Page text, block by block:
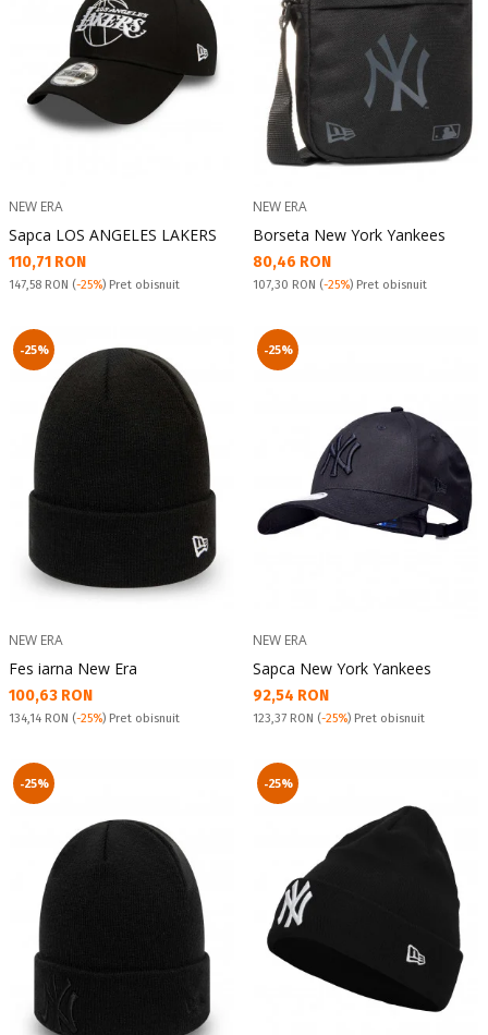
NEW ERA
Sapca LOS ANGELES LAKERS
Текуща цена:
110,71 RON
Pret obisnuit:
147,58 RON (-25%) Pret obisnuit
NEW ERA
Borseta New York Yankees
Текуща цена:
80,46 RON
Pret obisnuit:
107,30 RON (-25%) Pret obisnuit
-25%
NEW ERA
Fes iarna New Era
Текуща цена:
100,63 RON
Pret obisnuit:
134,14 RON (-25%) Pret obisnuit
-25%
NEW ERA
Sapca New York Yankees
Текуща цена:
92,54 RON
Pret obisnuit:
123,37 RON (-25%) Pret obisnuit
-25% -25%